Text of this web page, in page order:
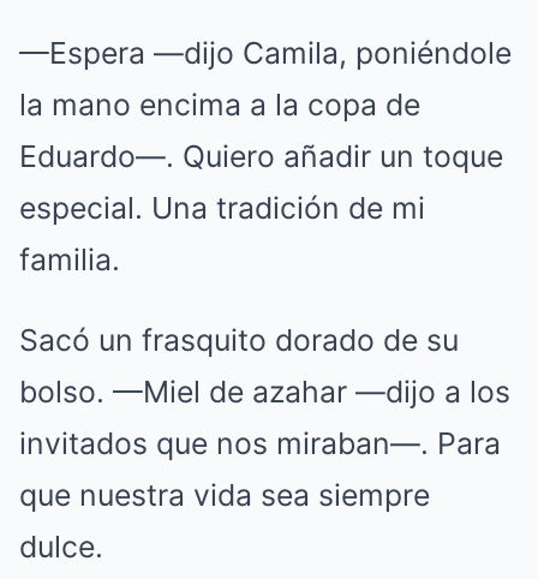
—Espera —dijo Camila, poniéndole
la mano encima a la copa de
Eduardo—. Quiero añadir un toque
especial. Una tradición de mi
familia.
Sacó un frasquito dorado de su
bolso. —Miel de azahar —dijo a los
invitados que nos miraban—. Para
que nuestra vida sea siempre
dulce.